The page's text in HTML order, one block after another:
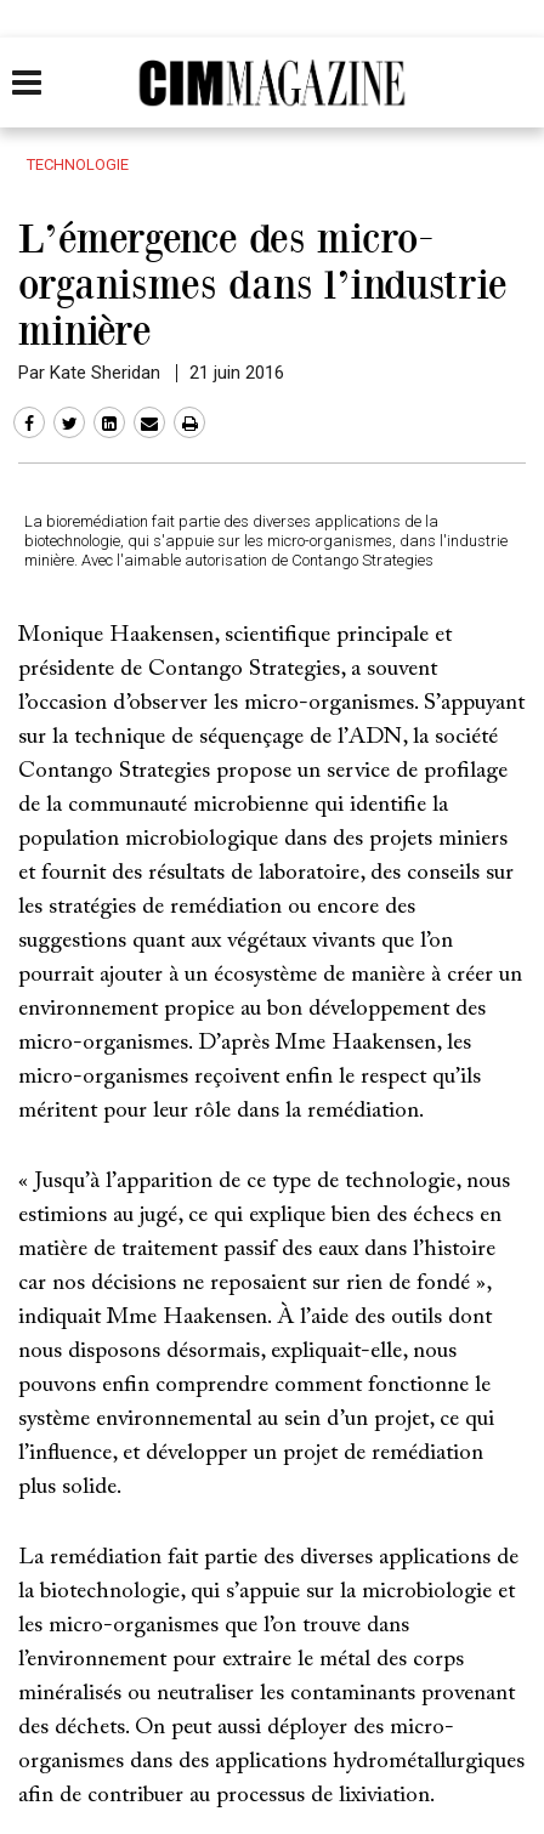
TECHNOLOGIE
L’émergence des micro-
organismes dans l’industrie
minière
Par Kate Sheridan 21 juin 2016
La bioremédiation fait partie des diverses applications de la
biotechnologie, qui s'appuie sur les micro-organismes, dans l'industrie
minière. Avec l'aimable autorisation de Contango Strategies
Monique Haakensen, scientifique principale et
présidente de Contango Strategies, a souvent
l’occasion d’observer les micro-organismes. S’appuyant
sur la technique de séquençage de l’ADN, la société
Contango Strategies propose un service de profilage
de la communauté microbienne qui identifie la
population microbiologique dans des projets miniers
et fournit des résultats de laboratoire, des conseils sur
les stratégies de remédiation ou encore des
suggestions quant aux végétaux vivants que l’on
pourrait ajouter à un écosystème de manière à créer un
environnement propice au bon développement des
micro-organismes. D’après Mme Haakensen, les
micro-organismes reçoivent enfin le respect qu’ils
méritent pour leur rôle dans la remédiation.
« Jusqu’à l’apparition de ce type de technologie, nous
estimions au jugé, ce qui explique bien des échecs en
matière de traitement passif des eaux dans l’histoire
car nos décisions ne reposaient sur rien de fondé »,
indiquait Mme Haakensen. À l’aide des outils dont
nous disposons désormais, expliquait-elle, nous
pouvons enfin comprendre comment fonctionne le
système environnemental au sein d’un projet, ce qui
l’influence, et développer un projet de remédiation
plus solide.
La remédiation fait partie des diverses applications de
la biotechnologie, qui s’appuie sur la microbiologie et
les micro-organismes que l’on trouve dans
l’environnement pour extraire le métal des corps
minéralisés ou neutraliser les contaminants provenant
des déchets. On peut aussi déployer des micro-
organismes dans des applications hydrométallurgiques
afin de contribuer au processus de lixiviation.